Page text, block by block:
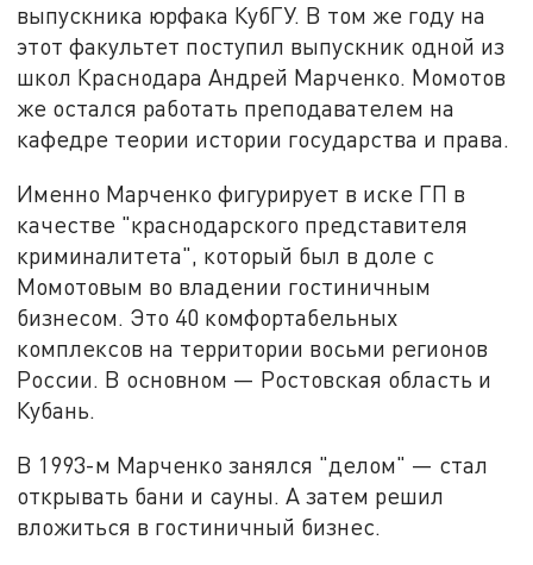
выпускника юрфака КубГУ. В том же году на
этот факультет поступил выпускник одной из
школ Краснодара Андрей Марченко. Момотов
же остался работать преподавателем на
кафедре теории истории государства и права.
Именно Марченко фигурирует в иске ГП в
качестве "краснодарского представителя
криминалитета", который был в доле с
Момотовым во владении гостиничным
бизнесом. Это 40 комфортабельных
комплексов на территории восьми регионов
России. В основном — Ростовская область и
Кубань.
В 1993-м Марченко занялся "делом" — стал
открывать бани и сауны. А затем решил
вложиться в гостиничный бизнес.